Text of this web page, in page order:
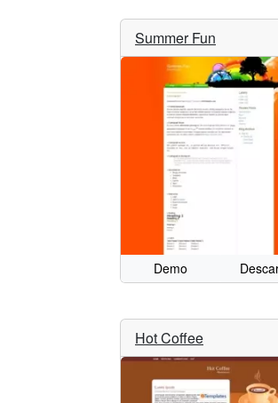
Summer Fun
Demo
Hot Coffee